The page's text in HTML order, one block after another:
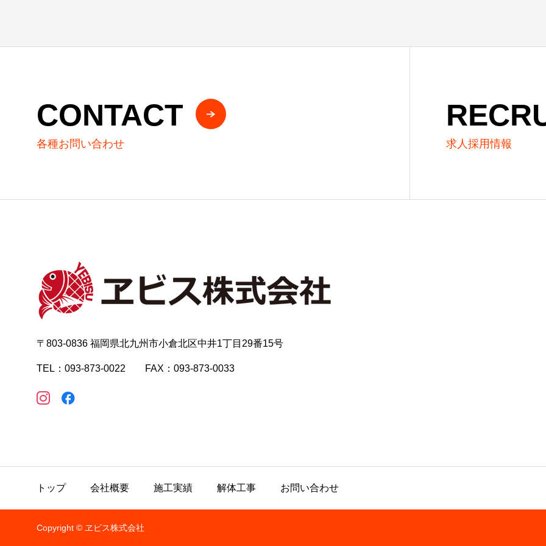
CONTACT
各種お問い合わせ 求人採用情報
〒803-0836 福岡県北九州市小倉北区中井1丁目29番15号
TEL：093-873-0022 FAX：093-873-0033
トップ 会社概要 施工実績 解体工事 お問い合わせ
Copyright © ヱビス株式会社